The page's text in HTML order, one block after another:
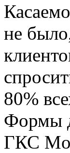
не
80%
Формы
ГКС